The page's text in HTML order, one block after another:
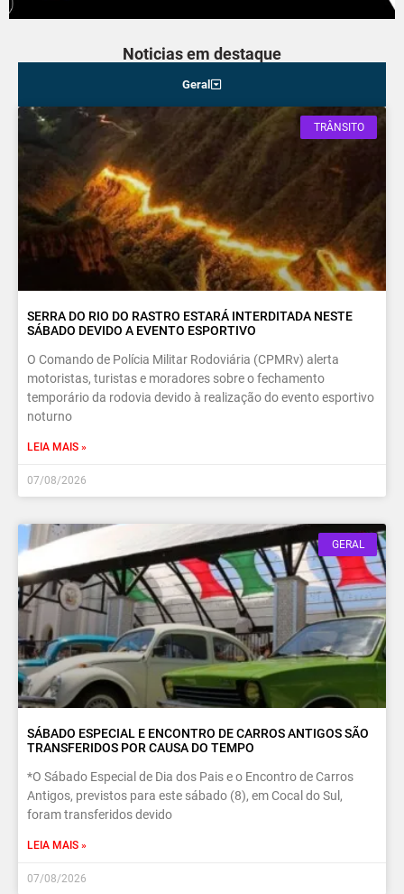
Noticias em destaque
Geral
TRÂNSITO
SERRA DO RIO DO RASTRO ESTARÁ INTERDITADA NESTE
SÁBADO DEVIDO A EVENTO ESPORTIVO
O Comando de Polícia Militar Rodoviária (CPMRv) alerta
motoristas, turistas e moradores sobre o fechamento
temporário da rodovia devido à realização do evento esportivo
noturno
LEIA MAIS »
07/08/2026
GERAL
SÁBADO ESPECIAL E ENCONTRO DE CARROS ANTIGOS SÃO
TRANSFERIDOS POR CAUSA DO TEMPO
*O Sábado Especial de Dia dos Pais e o Encontro de Carros
Antigos, previstos para este sábado (8), em Cocal do Sul,
foram transferidos devido
LEIA MAIS »
07/08/2026